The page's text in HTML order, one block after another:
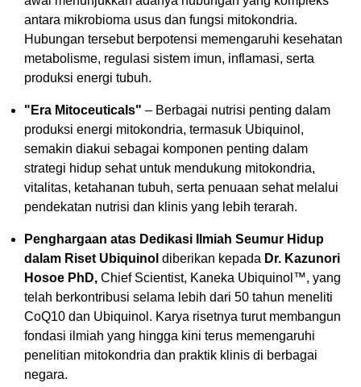
antara mikrobioma usus dan fungsi mitokondria.
Hubungan tersebut berpotensi memengaruhi kesehatan
metabolisme, regulasi sistem imun, inflamasi, serta
produksi energi tubuh.
"Era Mitoceuticals" – Berbagai nutrisi penting dalam
produksi energi mitokondria, termasuk Ubiquinol,
semakin diakui sebagai komponen penting dalam
strategi hidup sehat untuk mendukung mitokondria,
vitalitas, ketahanan tubuh, serta penuaan sehat melalui
pendekatan nutrisi dan klinis yang lebih terarah.
Penghargaan atas Dedikasi Ilmiah Seumur Hidup
dalam Riset Ubiquinol diberikan kepada Dr. Kazunori
Hosoe PhD, Chief Scientist, Kaneka Ubiquinol™, yang
telah berkontribusi selama lebih dari 50 tahun meneliti
CoQ10 dan Ubiquinol. Karya risetnya turut membangun
fondasi ilmiah yang hingga kini terus memengaruhi
penelitian mitokondria dan praktik klinis di berbagai
negara.